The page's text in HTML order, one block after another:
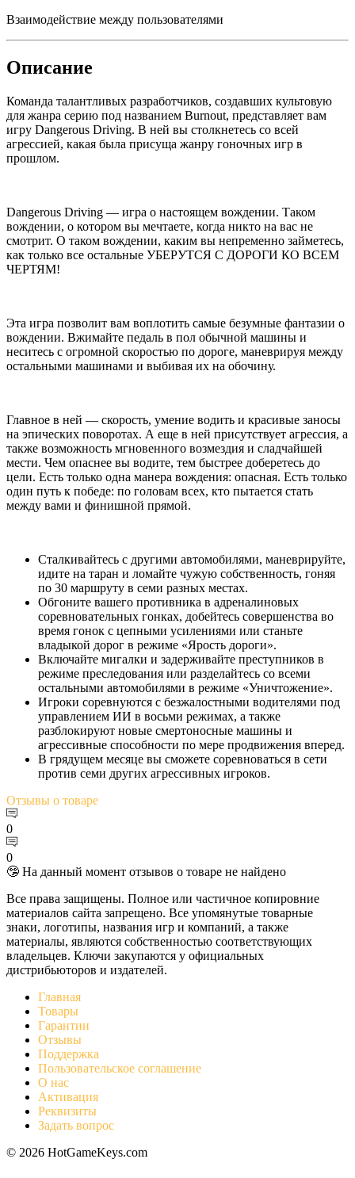
Взаимодействие между пользователями
Описание
Команда талантливых разработчиков, создавших культовую
для жанра серию под названием Burnout, представляет вам
игру Dangerous Driving. В ней вы столкнетесь со всей
агрессией, какая была присуща жанру гоночных игр в
прошлом.
Dangerous Driving — игра о настоящем вождении. Таком
вождении, о котором вы мечтаете, когда никто на вас не
смотрит. О таком вождении, каким вы непременно займетесь,
как только все остальные УБЕРУТСЯ С ДОРОГИ КО ВСЕМ
ЧЕРТЯМ!
Эта игра позволит вам воплотить самые безумные фантазии о
вождении. Вжимайте педаль в пол обычной машины и
неситесь с огромной скоростью по дороге, маневрируя между
остальными машинами и выбивая их на обочину.
Главное в ней — скорость, умение водить и красивые заносы
на эпических поворотах. А еще в ней присутствует агрессия, а
также возможность мгновенного возмездия и сладчайшей
мести. Чем опаснее вы водите, тем быстрее доберетесь до
цели. Есть только одна манера вождения: опасная. Есть только
один путь к победе: по головам всех, кто пытается стать
между вами и финишной прямой.
Сталкивайтесь с другими автомобилями, маневрируйте,
идите на таран и ломайте чужую собственность, гоняя
по 30 маршруту в семи разных местах.
Обгоните вашего противника в адреналиновых
соревновательных гонках, добейтесь совершенства во
время гонок с цепными усилениями или станьте
владыкой дорог в режиме «Ярость дороги».
Включайте мигалки и задерживайте преступников в
режиме преследования или разделайтесь со всеми
остальными автомобилями в режиме «Уничтожение».
Игроки соревнуются с безжалостными водителями под
управлением ИИ в восьми режимах, а также
разблокируют новые смертоносные машины и
агрессивные способности по мере продвижения вперед.
В грядущем месяце вы сможете соревноваться в сети
против семи других агрессивных игроков.
Отзывы о товаре
0
0
🤥 На данный момент отзывов о товаре не найдено
Все права защищены. Полное или частичное копировние
материалов сайта запрещено. Все упомянутые товарные
знаки, логотипы, названия игр и компаний, а также
материалы, являются собственностью соответствующих
владельцев. Ключи закупаются у официальных
дистрибьюторов и издателей.
Главная
Товары
Гарантии
Отзывы
Поддержка
Пользовательское соглашение
О нас
Активация
Реквизиты
Задать вопрос
© 2026 HotGameKeys.com